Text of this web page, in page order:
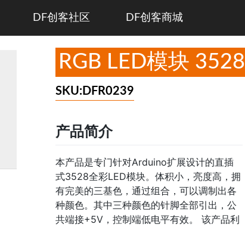
DF创客社区 DF创客商城
RGB LED模块 3528
SKU:DFR0239
产品简介
本产品是专门针对Arduino扩展设计的直插
式3528全彩LED模块。体积小，亮度高，拥
有完美的三基色，通过组合，可以调制出各
种颜色。其中三种颜色的针脚全部引出，公
共端接+5V，控制端低电平有效。 该产品利